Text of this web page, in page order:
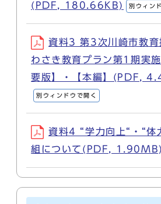
(PDF, 180.66KB)
別ウィン
資料3 第3次川崎市教育
わさき教育プラン第1期実
要版】・【本編】(PDF,
別ウィンドウで開く
資料4 “学力向上“・“体
組について(PDF, 1.90MB)